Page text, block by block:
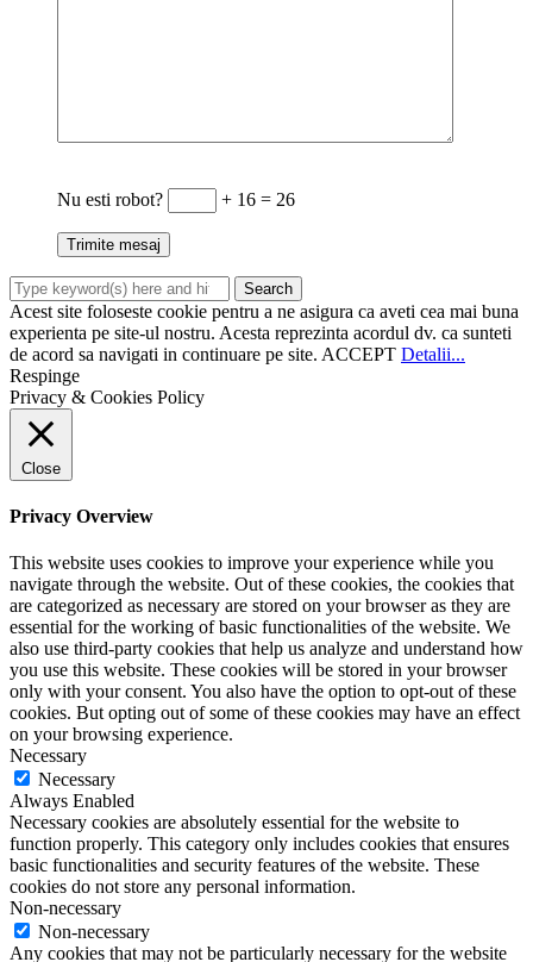
Nu esti robot? + 16 = 26
Acest site foloseste cookie pentru a ne asigura ca aveti cea mai buna
experienta pe site-ul nostru. Acesta reprezinta acordul dv. ca sunteti
de acord sa navigati in continuare pe site. ACCEPT Detalii...
Respinge
Privacy & Cookies Policy
Close
Privacy Overview
This website uses cookies to improve your experience while you
navigate through the website. Out of these cookies, the cookies that
are categorized as necessary are stored on your browser as they are
essential for the working of basic functionalities of the website. We
also use third-party cookies that help us analyze and understand how
you use this website. These cookies will be stored in your browser
only with your consent. You also have the option to opt-out of these
cookies. But opting out of some of these cookies may have an effect
on your browsing experience.
Necessary
Necessary
Always Enabled
Necessary cookies are absolutely essential for the website to
function properly. This category only includes cookies that ensures
basic functionalities and security features of the website. These
cookies do not store any personal information.
Non-necessary
Non-necessary
Any cookies that may not be particularly necessary for the website